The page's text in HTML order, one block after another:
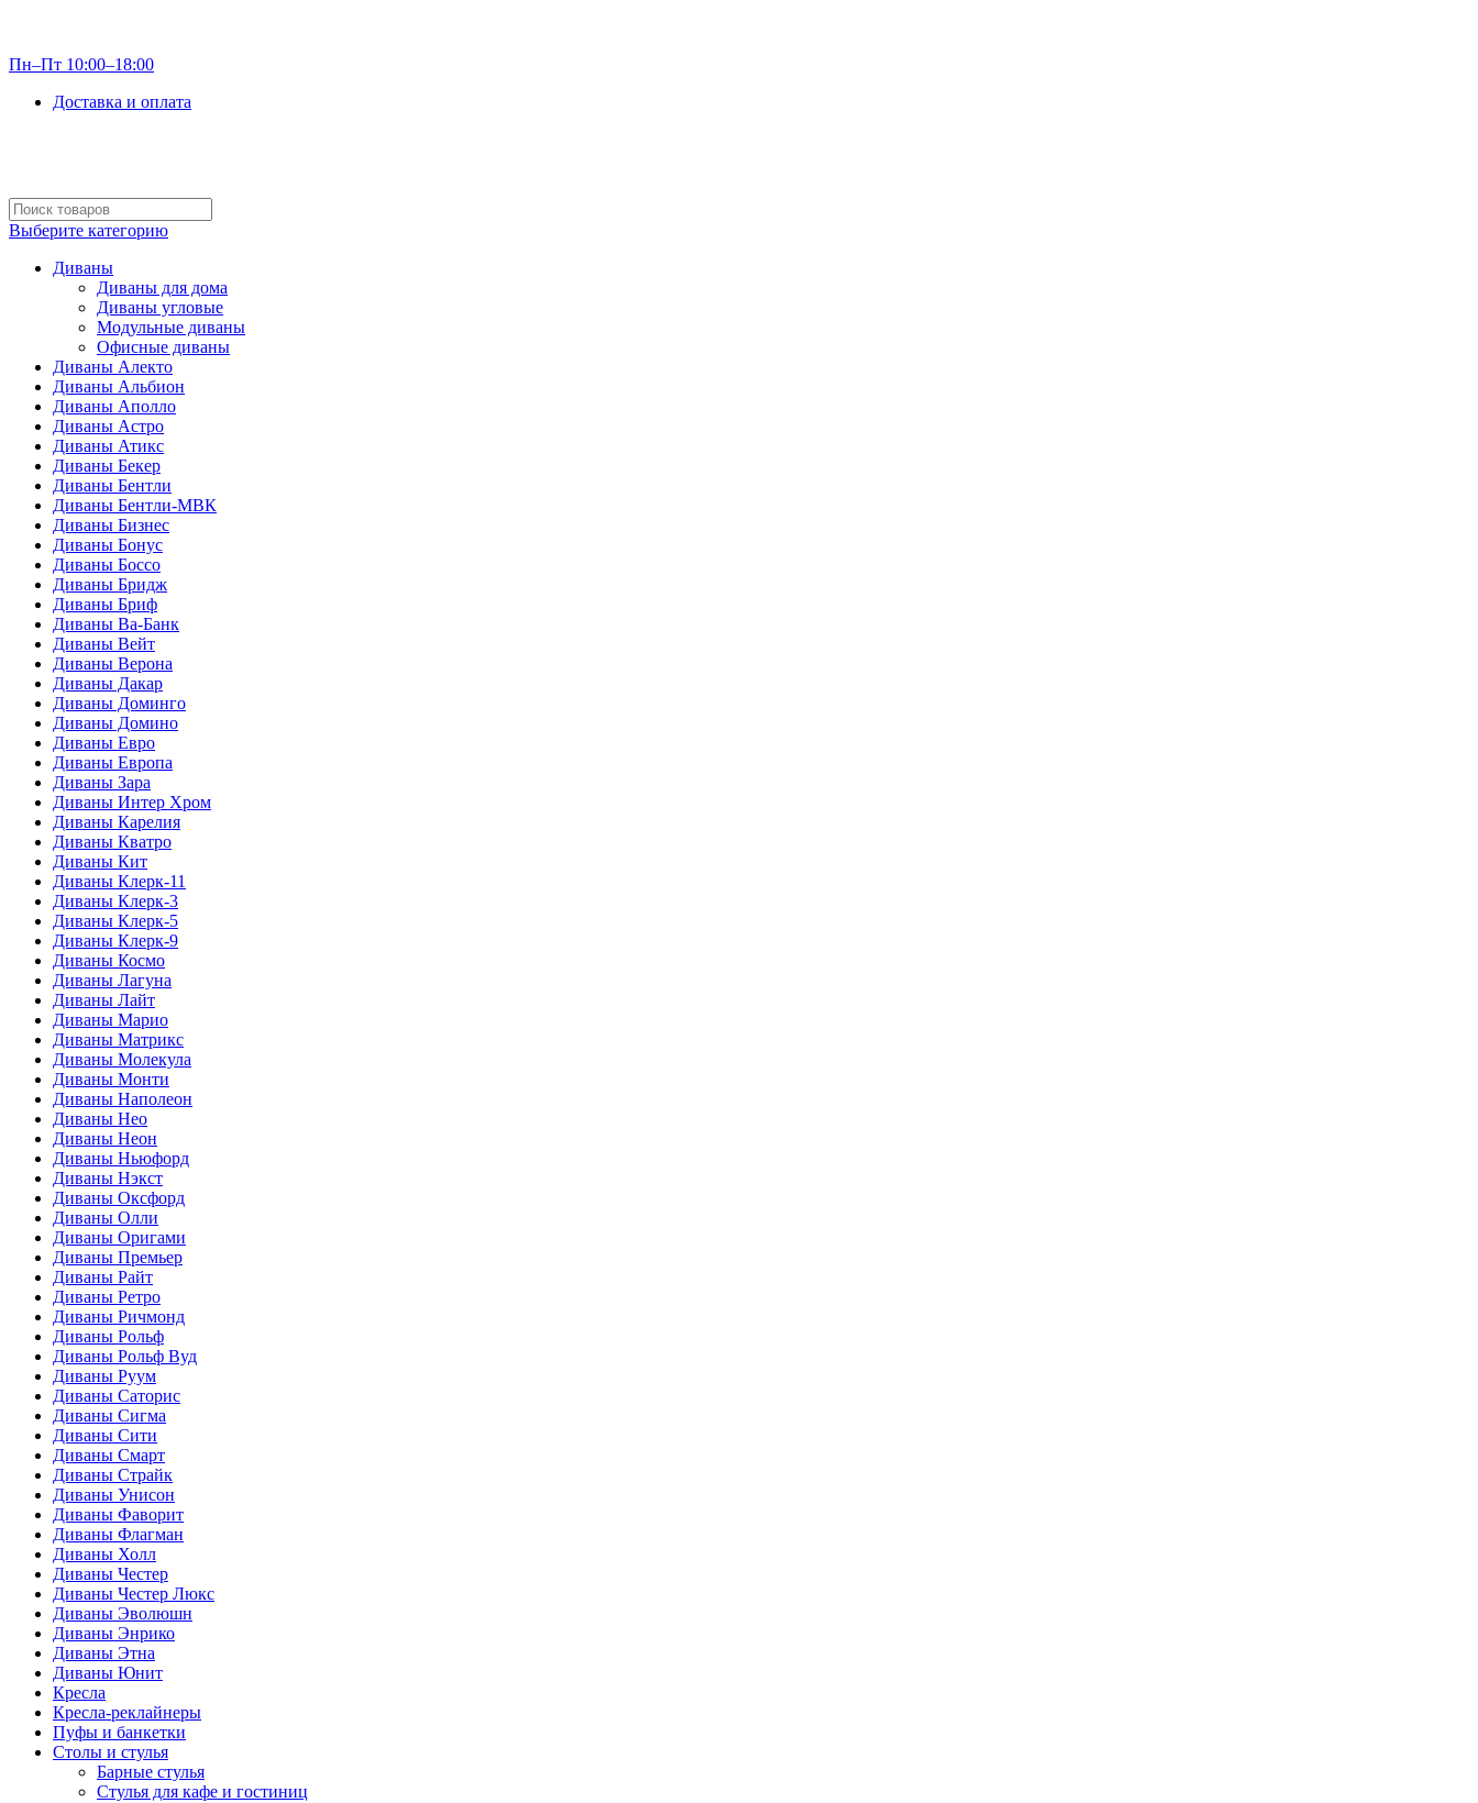
Пн–Пт 10:00–18:00
Доставка и оплата
Выберите категорию
Диваны
Диваны для дома
Диваны угловые
Модульные диваны
Офисные диваны
Диваны Алекто
Диваны Альбион
Диваны Аполло
Диваны Астро
Диваны Атикс
Диваны Бекер
Диваны Бентли
Диваны Бентли-МВК
Диваны Бизнес
Диваны Бонус
Диваны Боссо
Диваны Бридж
Диваны Бриф
Диваны Ва-Банк
Диваны Вейт
Диваны Верона
Диваны Дакар
Диваны Доминго
Диваны Домино
Диваны Евро
Диваны Европа
Диваны Зара
Диваны Интер Хром
Диваны Карелия
Диваны Кватро
Диваны Кит
Диваны Клерк-11
Диваны Клерк-3
Диваны Клерк-5
Диваны Клерк-9
Диваны Космо
Диваны Лагуна
Диваны Лайт
Диваны Марио
Диваны Матрикс
Диваны Молекула
Диваны Монти
Диваны Наполеон
Диваны Нео
Диваны Неон
Диваны Ньюфорд
Диваны Нэкст
Диваны Оксфорд
Диваны Олли
Диваны Оригами
Диваны Премьер
Диваны Райт
Диваны Ретро
Диваны Ричмонд
Диваны Рольф
Диваны Рольф Вуд
Диваны Руум
Диваны Саторис
Диваны Сигма
Диваны Сити
Диваны Смарт
Диваны Страйк
Диваны Унисон
Диваны Фаворит
Диваны Флагман
Диваны Холл
Диваны Честер
Диваны Честер Люкс
Диваны Эволюшн
Диваны Энрико
Диваны Этна
Диваны Юнит
Кресла
Кресла-реклайнеры
Пуфы и банкетки
Столы и стулья
Барные стулья
Стулья для кафе и гостиниц